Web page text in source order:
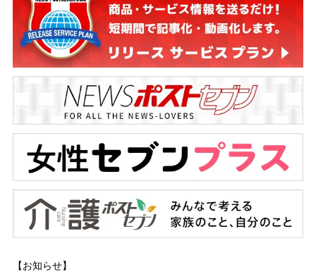
【お知らせ】